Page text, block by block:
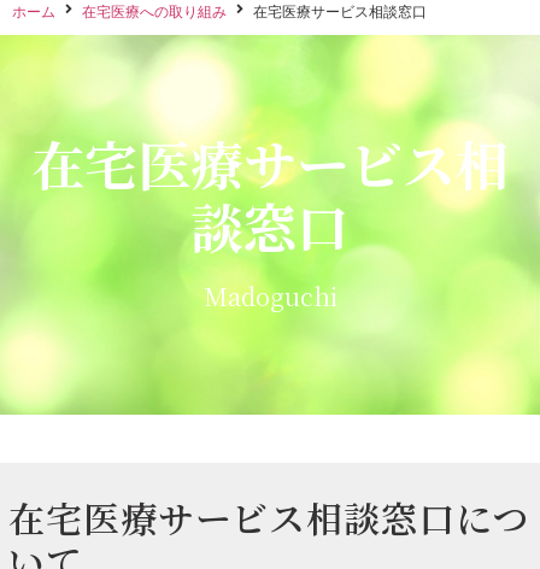
ホーム 在宅医療への取り組み 在宅医療サービス相談窓口
在宅医療サービス相
談窓口
Madoguchi
在宅医療サービス相談窓口につ